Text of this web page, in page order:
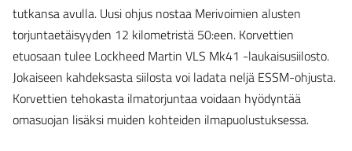
tutkansa avulla. Uusi ohjus nostaa Merivoimien alusten
torjuntaetäisyyden 12 kilometristä 50:een. Korvettien
etuosaan tulee Lockheed Martin VLS Mk41 -laukaisusiilosto.
Jokaiseen kahdeksasta siilosta voi ladata neljä ESSM-ohjusta.
Korvettien tehokasta ilmatorjuntaa voidaan hyödyntää
omasuojan lisäksi muiden kohteiden ilmapuolustuksessa.